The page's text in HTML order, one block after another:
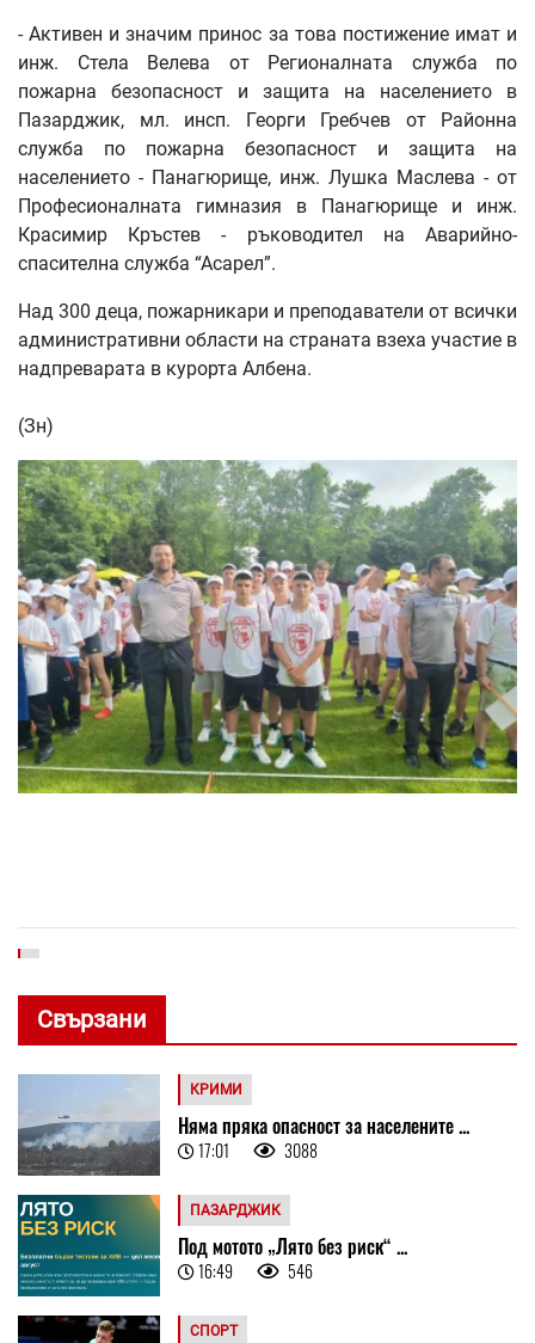
- Активен и значим принос за това постижение имат и
инж. Стела Велева от Регионалната служба по
пожарна безопасност и защита на населението в
Пазарджик, мл. инсп. Георги Гребчев от Районна
служба по пожарна безопасност и защита на
населението - Панагюрище, инж. Лушка Маслева - от
Професионалната гимназия в Панагюрище и инж.
Красимир Кръстев - ръководител на Аварийно-
спасителна служба “Асарел”.
Над 300 деца, пожарникари и преподаватели от всички
административни области на страната взеха участие в
надпреварата в курорта Албена.
(Зн)
Свързани
КРИМИ
Няма пряка опасност за населените ...
17:01 3088
ПАЗАРДЖИК
Под мотото „Лято без риск“ ...
16:49 546
СПОРТ